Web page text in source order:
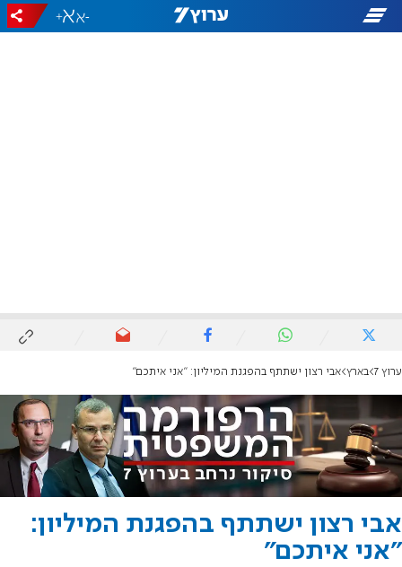
-
+
ערוץ 7 בארץ אבי רצון ישתתף בהפגנת המיליון: "אני איתכם"
אבי רצון ישתתף בהפגנת המיליון:
"אני איתכם"